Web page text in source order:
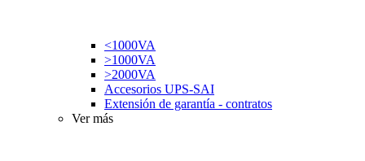
<1000VA
>1000VA
>2000VA
Accesorios UPS-SAI
Extensión de garantía - contratos
Ver más